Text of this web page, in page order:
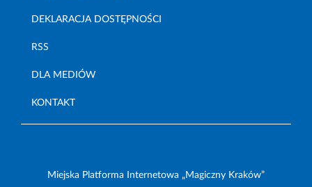
DEKLARACJA DOSTĘPNOŚCI
RSS
DLA MEDIÓW
KONTAKT
Miejska Platforma Internetowa „Magiczny Kraków”